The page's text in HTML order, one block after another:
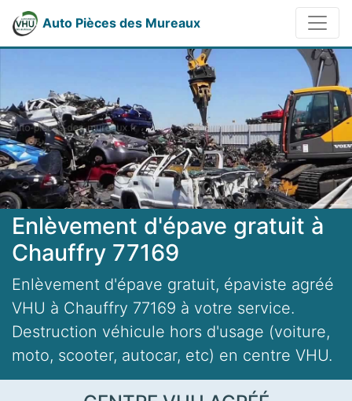
Auto Pièces des Mureaux
Enlèvement d'épave gratuit à
Chauffry 77169
Enlèvement d'épave gratuit, épaviste agréé
VHU à Chauffry 77169 à votre service.
Destruction véhicule hors d'usage (voiture,
moto, scooter, autocar, etc) en centre VHU.